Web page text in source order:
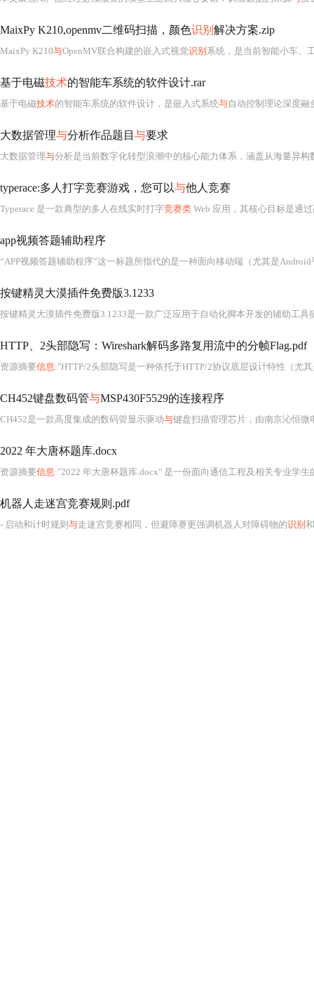
MaixPy K210,openmv二维码扫描，颜色识别 解决方案.zip
MaixPy K210与OpenMV联合构建的嵌入式视觉识别 系统，是当前智能小车、
基于电磁技术的智能车系统的软件设计.rar
基于电磁技术的智能车系统的软件设计，是嵌入式系统与自动控制理论深度融合的典型工程实践
大数据管理与分析作品题目 与要求
大数据管理与分析是当前数字化转型浪潮中的核心能力体系，涵盖从海量异构数据的采
typerace:多人打字竞赛游戏，您可以与他人竞赛
Typerace 是一款典型的多人在线实时打字竞赛类 Web 应用，其核心目标是通过高度交互的前端界面，为用户提供低延迟、高响
app视频答题辅助程序
按键精灵大漠插件免费版3.1233
HTTP、2头部隐写：Wireshark解码多路复用流中的分帧Flag.pdf
资源摘要信息:"HTTP/2头部隐写是一种依托于HTTP/2协议底层设计特性（尤
CH452键盘数码管与MSP430F5529的连接程序
CH452是一款高度集成的数码管显示驱动与键盘扫描管理芯片，由南京沁恒微电子（WCH）自主
2022 年大唐杯题库.docx
资源摘要信息:"2022 年大唐杯题库.docx" 是一份面向通信工程及相关专业学生
机器人走迷宫竞赛规则.pdf
- 启动和计时规则 与走迷宫竞赛相同，但避障赛更强调机器人对障碍物的识别 和